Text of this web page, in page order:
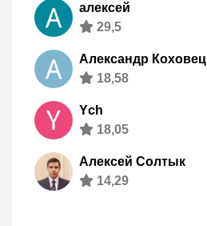
алексей
29,5
Александр Коховец
18,58
Ych
18,05
Алексей Солтык
14,29